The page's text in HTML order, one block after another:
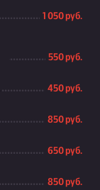
1 050 руб.
550 руб.
450 руб.
850 руб.
650 руб.
850 руб.